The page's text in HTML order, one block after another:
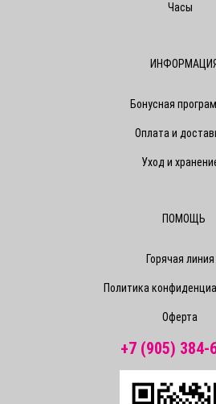
Часы
ИНФОРМАЦИЯ
Бонусная
Оплата и
Уход и
ПОМОЩЬ
Горячая линия
Политика
Оферта
+7 (905) 384-